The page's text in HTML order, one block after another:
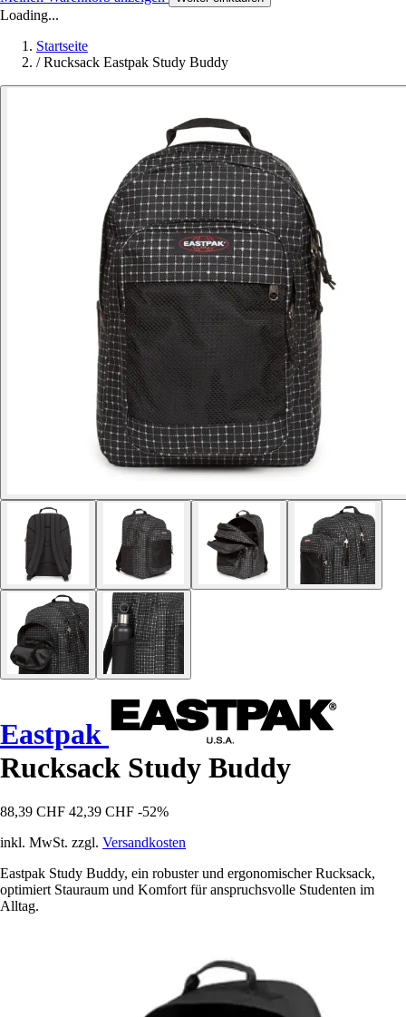
Loading...
Startseite
/ Rucksack Eastpak Study Buddy
Eastpak
Rucksack Study Buddy
88,39 CHF 42,39 CHF -52%
inkl. MwSt. zzgl. Versandkosten
Eastpak Study Buddy, ein robuster und ergonomischer Rucksack,
optimiert Stauraum und Komfort für anspruchsvolle Studenten im
Alltag.